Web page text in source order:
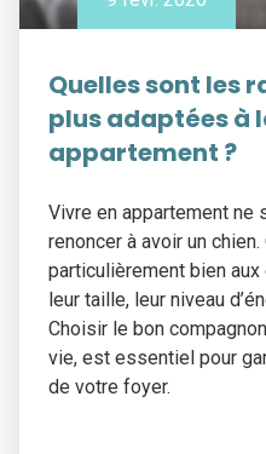
Quelles sont les
plus adaptées à
appartement ?
Vivre en appartement
renoncer à avoir un
particulièrement bien
leur taille, leur niveau
Choisir le bon
vie, est essentiel pour
de votre foyer.